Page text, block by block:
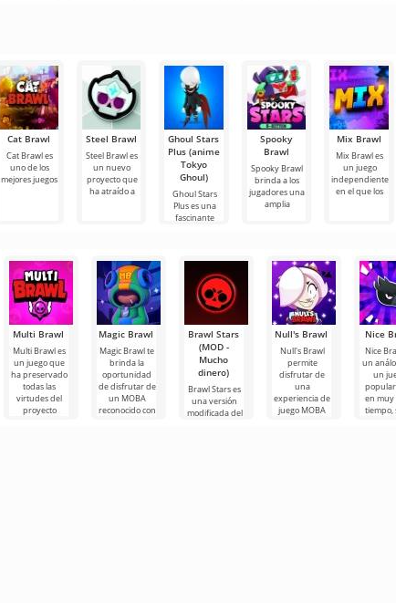
Cat Brawl
Cat Brawl es
uno de los
mejores juegos
Steel Brawl
Steel Brawl es
un nuevo
proyecto que
ha atraído a
Ghoul Stars
Plus (anime
Tokyo
Ghoul)
Ghoul Stars
Plus es una
fascinante
Spooky
Brawl
Spooky Brawl
brinda a los
jugadores una
amplia
Mix Brawl
Mix Brawl es
un juego
independiente
en el que los
Multi Brawl
Multi Brawl es
un juego que
ha preservado
todas las
virtudes del
proyecto
Magic Brawl
Magic Brawl te
brinda la
oportunidad
de disfrutar de
un MOBA
reconocido con
Brawl Stars
(MOD -
Mucho
dinero)
Brawl Stars es
una versión
modificada del
Null's Brawl
Null's Brawl
permite
disfrutar de
una
experiencia de
juego MOBA
Nice
Nice
un
un
en muy
tiempo,